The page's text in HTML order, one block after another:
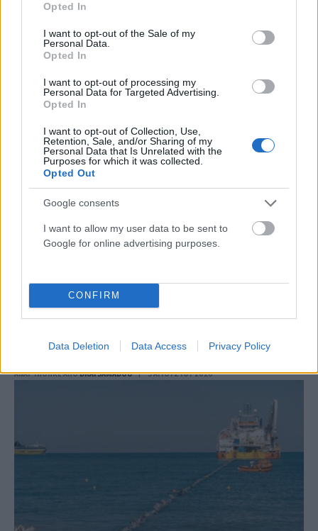
use your data for below specified purposes in below Google
consent section.
Opted In
I want to opt-out of the Sale of my
Personal Data.
Opted In
I want to opt-out of processing my
Personal Data for Targeted Advertising.
Opted In
I want to opt-out of Collection, Use,
Retention, Sale, and/or Sharing of my
Personal Data that Is Unrelated with the
Purposes for which it was collected.
Opted Out
Google consents
I want to allow my user data to be sent to
Google for online advertising purposes.
CONFIRM
Data Deletion Data Access Privacy Policy
ΠΟΛΙΤΙΚΉ
Το μεγάλο γαλλικό «ναι» στο καλώδιο Ελλάδας –
Κύπρου
ΑΝΑΡΤΗΘΗΚΕ ΑΠΟNEWSROOM 6 ΑΥΓΟΎΣΤΟΥ 2026
Ταμείο Αντιμετώπισης Φυσικών Καταστροφών
ΑΝΑΡΤΗΘΗΚΕ ΑΠΟDKATSAMADOU 5 ΑΥΓΟΎΣΤΟΥ 2026